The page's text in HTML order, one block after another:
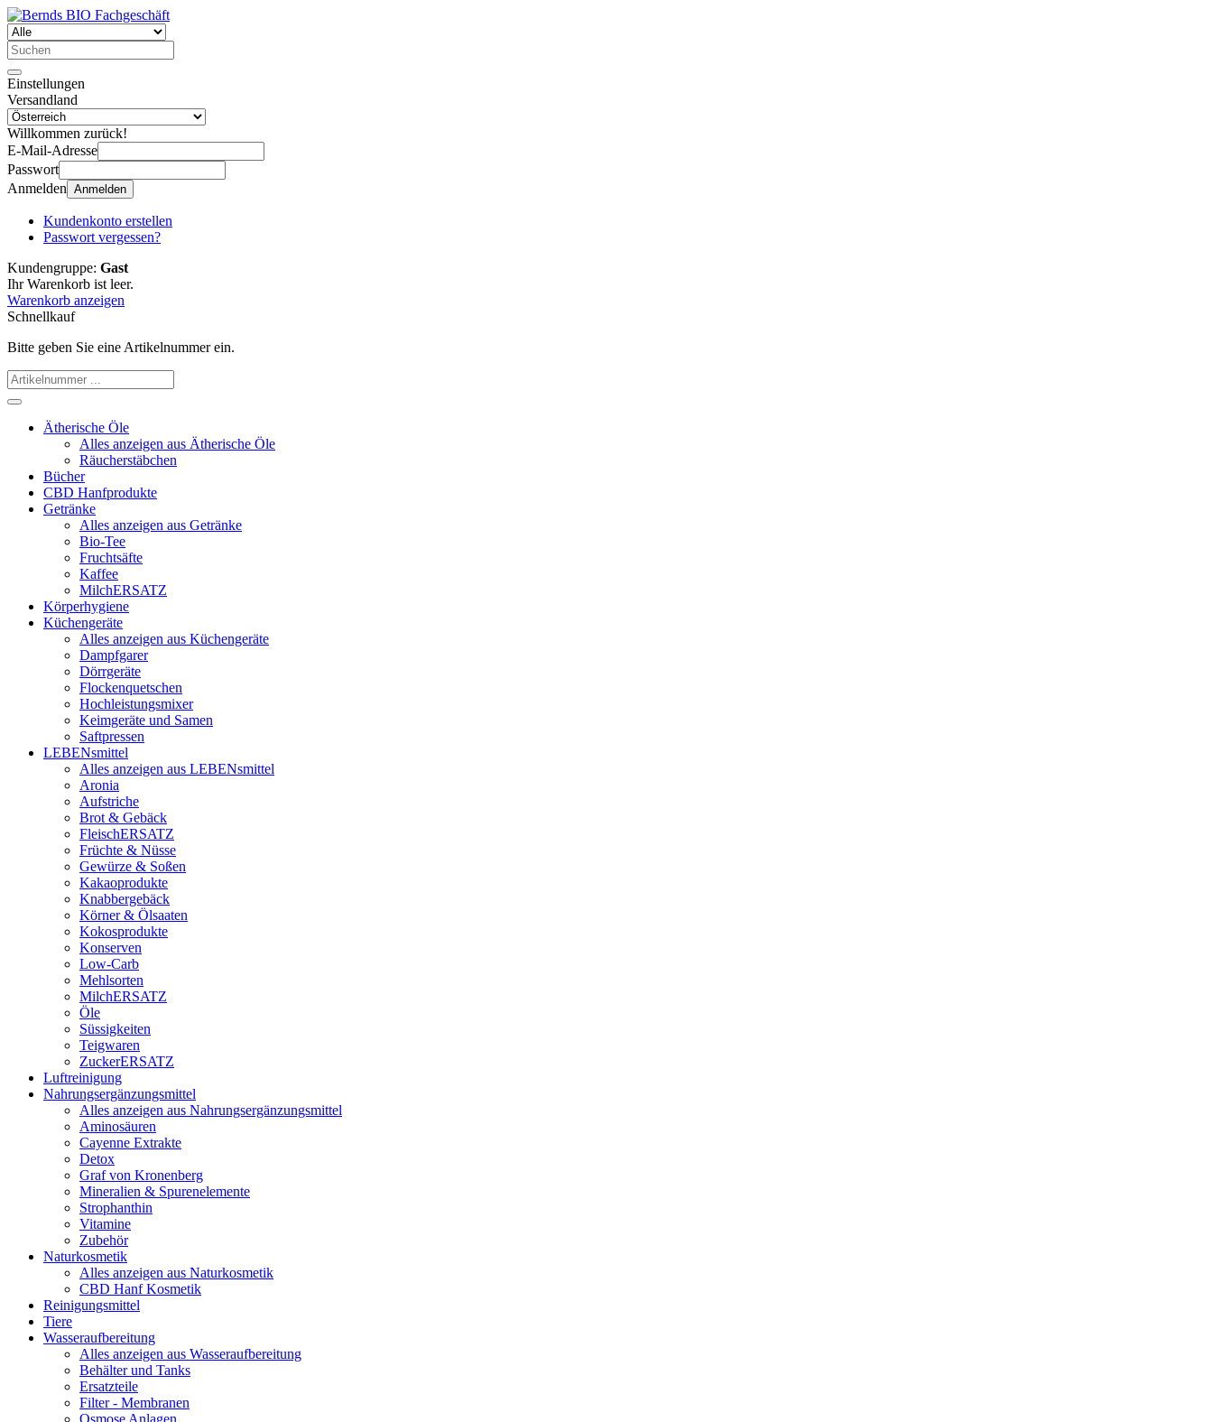
Einstellungen
Versandland
Willkommen zurück!
E-Mail-Adresse
Passwort
Anmelden Anmelden
Kundenkonto erstellen
Passwort vergessen?
Kundengruppe: Gast
Ihr Warenkorb ist leer.
Warenkorb anzeigen
Schnellkauf
Bitte geben Sie eine Artikelnummer ein.
Ätherische Öle
Alles anzeigen aus Ätherische Öle
Räucherstäbchen
Bücher
CBD Hanfprodukte
Getränke
Alles anzeigen aus Getränke
Bio-Tee
Fruchtsäfte
Kaffee
MilchERSATZ
Körperhygiene
Küchengeräte
Alles anzeigen aus Küchengeräte
Dampfgarer
Dörrgeräte
Flockenquetschen
Hochleistungsmixer
Keimgeräte und Samen
Saftpressen
LEBENsmittel
Alles anzeigen aus LEBENsmittel
Aronia
Aufstriche
Brot & Gebäck
FleischERSATZ
Früchte & Nüsse
Gewürze & Soßen
Kakaoprodukte
Knabbergebäck
Körner & Ölsaaten
Kokosprodukte
Konserven
Low-Carb
Mehlsorten
MilchERSATZ
Öle
Süssigkeiten
Teigwaren
ZuckerERSATZ
Luftreinigung
Nahrungsergänzungsmittel
Alles anzeigen aus Nahrungsergänzungsmittel
Aminosäuren
Cayenne Extrakte
Detox
Graf von Kronenberg
Mineralien & Spurenelemente
Strophanthin
Vitamine
Zubehör
Naturkosmetik
Alles anzeigen aus Naturkosmetik
CBD Hanf Kosmetik
Reinigungsmittel
Tiere
Wasseraufbereitung
Alles anzeigen aus Wasseraufbereitung
Behälter und Tanks
Ersatzteile
Filter - Membranen
Osmose Anlagen